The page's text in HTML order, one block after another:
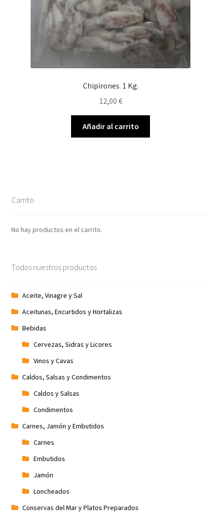
Chipirones. 1 Kg.
12,00 €
Añadir al carrito
Carrito
No hay productos en el carrito.
Todos nuestros productos
Aceite, Vinagre y Sal
Aceitunas, Encurtidos y Hortalizas
Bebidas
Cervezas, Sidras y Licores
Vinos y Cavas
Caldos, Salsas y Condimentos
Caldos y Salsas
Condimentos
Carnes, Jamón y Embutidos
Carnes
Embutidos
Jamón
Loncheados
Conservas del Mar y Platos Preparados